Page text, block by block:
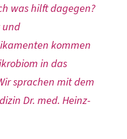
was hilft dagegen?
und
kommen
in das
sprachen mit dem
Dr. med. Heinz-